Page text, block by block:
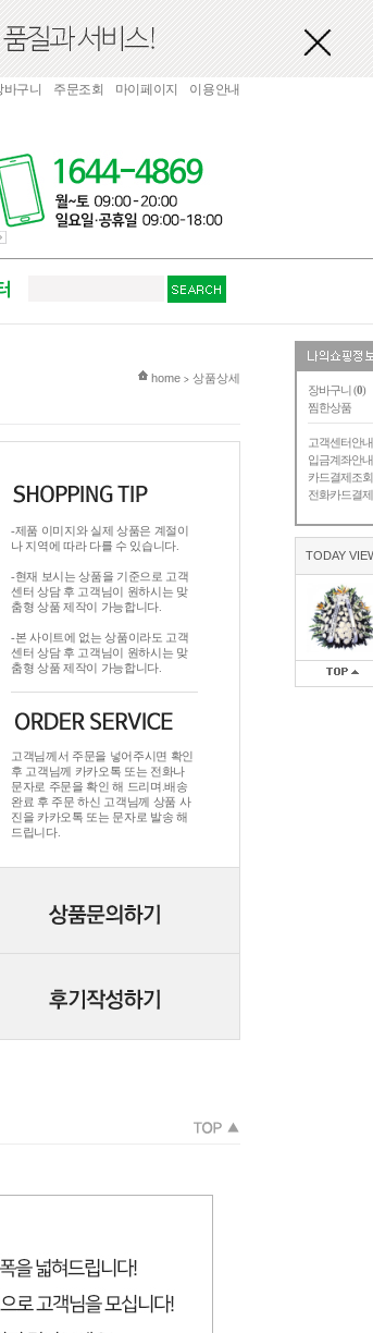
장바구니 (0)
찜한상품
고객센터안내
입금계좌안내
카드결제조회
전화카드결제
TODAY
바구니 주문조회 마이페이지 이용안내
현재 위치
home > 상품상세
-제품 이미지와 실제 상품은 계절이
나 지역에 따라 다를 수 있습니다.
-현재 보시는 상품을 기준으로 고객
센터 상담 후 고객님이 원하시는 맞
춤형 상품 제작이 가능합니다.
-본 사이트에 없는 상품이라도 고객
센터 상담 후 고객님이 원하시는 맞
춤형 상품 제작이 가능합니다.
고객님께서 주문을 넣어주시면 확인
후 고객님께 카카오톡 또는 전화나
문자로 주문을 확인 해 드리며.배송
완료 후 주문 하신 고객님께 상품 사
진을 카카오톡 또는 문자로 발송 해
드립니다.